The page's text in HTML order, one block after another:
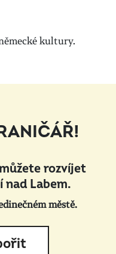
kultury.
rozvíjet
Labem.
městě.